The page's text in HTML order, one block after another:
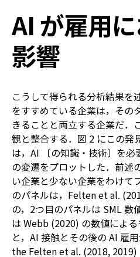
AI が雇用
影響
こうして得られる分析結果を
をすすめている企業は，その
きることと両立する企業だ．
観と整合する．図 2 にこの発
は，AI 〔の知識・技術〕を
の変遷をプロットした．前述
い企業と少ない企業をわけて
のパネルは，Felten et al.
の，2つ目のパネルは SML 数
は Webb (2020) の数値によ
と，AI 接触とその後の AI 雇
the Felten et al. (2018, 2019)